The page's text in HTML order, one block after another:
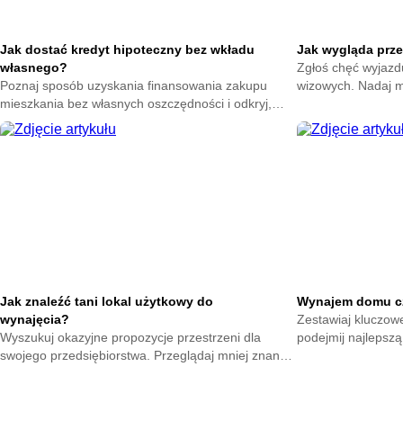
Jak dostać kredyt hipoteczny bez wkładu
własnego?
Poznaj sposób uzyskania finansowania zakupu
mieszkania bez własnych oszczędności i odkryj,
jakie warunki trzeba spełnić, by skorzystać z takiej
możliwości. Zdobądź jasne wprowadzenie do
Jak wygląda
Zgłoś chęć
wizowych. Nadaj
Ciebie stanie.
Jak znaleźć tani lokal użytkowy do
wynajęcia?
Wyszukuj okazyjne propozycje przestrzeni dla
swojego przedsiębiorstwa. Przeglądaj mniej znane
Wynajem domu
Zestawiaj
podejmij